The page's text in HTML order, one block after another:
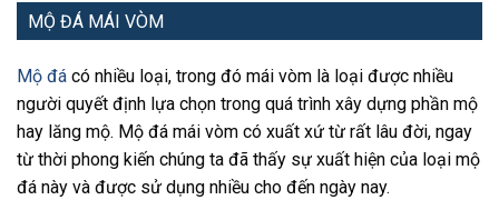
MỘ ĐÁ MÁI VÒM
Mộ đá có nhiều loại, trong đó mái vòm là loại được nhiều
người quyết định lựa chọn trong quá trình xây dựng phần mộ
hay lăng mộ. Mộ đá mái vòm có xuất xứ từ rất lâu đời, ngay
từ thời phong kiến chúng ta đã thấy sự xuất hiện của loại mộ
đá này và được sử dụng nhiều cho đến ngày nay.